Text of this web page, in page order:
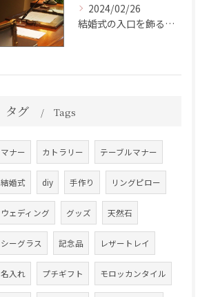
2024/02/26
結婚式の入口を飾る！おしゃれなウェディングウェルカムボードデザイン集
タグ Tags
マナー カトラリー テーブルマナー
結婚式 diy 手作り リングピロー
ウェディング グッズ 天然石
シーグラス 記念品 レザートレイ
名入れ プチギフト モロッカンタイル